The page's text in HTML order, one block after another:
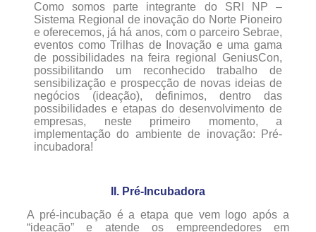
Como somos parte integrante do SRI NP –
Sistema Regional de inovação do Norte Pioneiro
e oferecemos, já há anos, com o parceiro Sebrae,
eventos como Trilhas de Inovação e uma gama
de possibilidades na feira regional GeniusCon,
possibilitando um reconhecido trabalho de
sensibilização e prospecção de novas ideias de
negócios (ideação), definimos, dentro das
possibilidades e etapas do desenvolvimento de
empresas, neste primeiro momento, a
implementação do ambiente de inovação: Pré-
incubadora!
II. Pré-Incubadora
A pré-incubação é a etapa que vem logo após a
“ideação” e atende os empreendedores em